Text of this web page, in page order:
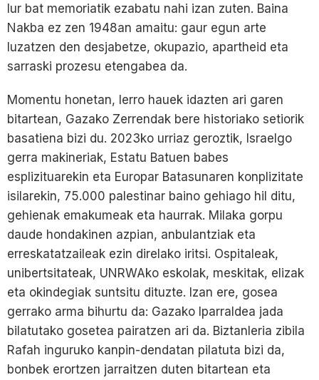
lur bat memoriatik ezabatu nahi izan zuten. Baina
Nakba ez zen 1948an amaitu: gaur egun arte
luzatzen den desjabetze, okupazio, apartheid eta
sarraski prozesu etengabea da.
Momentu honetan, lerro hauek idazten ari garen
bitartean, Gazako Zerrendak bere historiako setiorik
basatiena bizi du. 2023ko urriaz geroztik, Israelgo
gerra makineriak, Estatu Batuen babes
esplizituarekin eta Europar Batasunaren konplizitate
isilarekin, 75.000 palestinar baino gehiago hil ditu,
gehienak emakumeak eta haurrak. Milaka gorpu
daude hondakinen azpian, anbulantziak eta
erreskatatzaileak ezin direlako iritsi. Ospitaleak,
unibertsitateak, UNRWAko eskolak, meskitak, elizak
eta okindegiak suntsitu dituzte. Izan ere, gosea
gerrako arma bihurtu da: Gazako Iparraldea jada
bilatutako gosetea pairatzen ari da. Biztanleria zibila
Rafah inguruko kanpin-dendatan pilatuta bizi da,
bonbek erortzen jarraitzen duten bitartean eta